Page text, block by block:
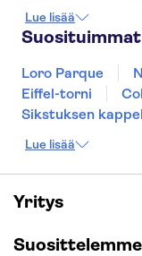
York
Rovaniemi
Riika
Lue lisää
Loro Parque
Eiffel-torni
Sikstuksen
Moulin Rouge
London Eye
Wieliczkan
Caminito del Rey
Golden Circle
Lue lisää
Yritys
Suosittelemme